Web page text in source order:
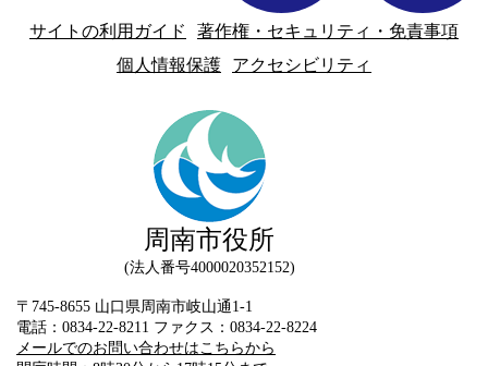
サイトの利用ガイド
著作権・セキュリティ・免責事項
個人情報保護
アクセシビリティ
周南市役所
法人番号4000020352152
〒745-8655 山口県周南市岐山通1-1
電話：0834-22-8211 ファクス：0834-22-8224
メールでのお問い合わせはこちらから